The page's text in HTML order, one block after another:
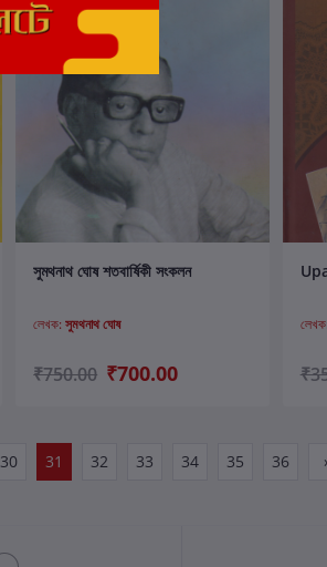
কার্টে যোগ করুন
সুমথনাথ ঘোষ শতবার্ষিকী সংকলন
লেখক:সুমথনাথ ঘোষ
₹750.00 ₹700.00
লেখক:
30 31 32 33 34 35 36 ›